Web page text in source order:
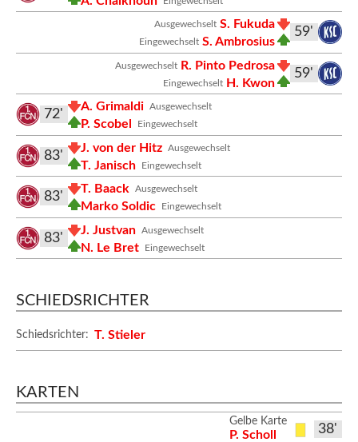
59'
Ausgewechselt S. Fukuda
Eingewechselt S. Ambrosius
59'
Ausgewechselt R. Pinto Pedrosa
Eingewechselt H. Kwon
Ausgewechselt
A. Grimaldi
Eingewechselt
P. Scobel
72'
Ausgewechselt
J. von der Hitz
Eingewechselt
T. Janisch
83'
Ausgewechselt
T. Baack
Eingewechselt
Marko Soldic
83'
Ausgewechselt
J. Justvan
Eingewechselt
N. Le Bret
83'
SCHIEDSRICHTER
Schiedsrichter: T. Stieler
KARTEN
38'
Gelbe Karte
P. Scholl